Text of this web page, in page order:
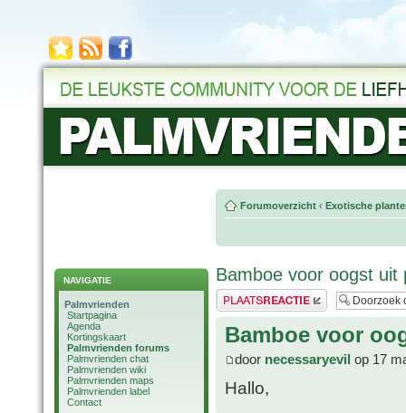
NAVIGATIE
Palmvrienden
Startpagina
Agenda
Kortingskaart
Palmvrienden forums
Palmvrienden chat
Palmvrienden wiki
Palmvrienden maps
Palmvrienden label
Contact
Forumoverzicht ‹ Exotische
Bamboe voor oogst uit
Plaats een reactie
Bamboe voor
door necessaryevil op 17
Hallo,